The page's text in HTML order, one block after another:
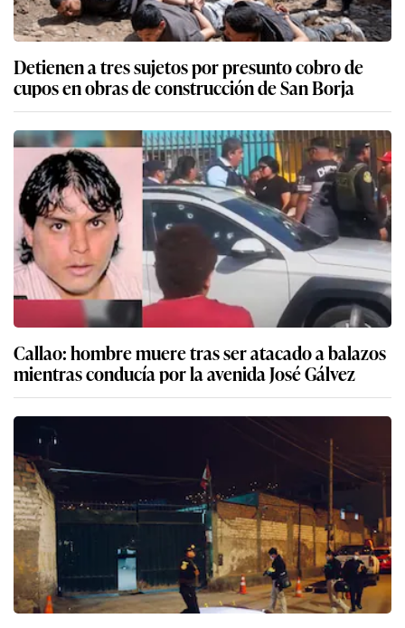
Detienen a tres sujetos por presunto cobro de
cupos en obras de construcción de San Borja
Callao: hombre muere tras ser atacado a balazos
mientras conducía por la avenida José Gálvez